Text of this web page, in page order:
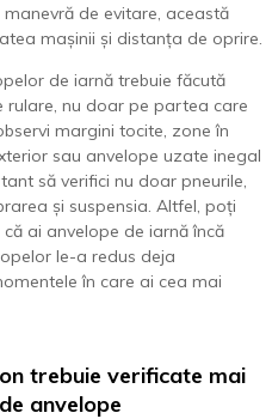
de evitare, această
mașinii și distanța de oprire.
de iarnă trebuie făcută
nu doar pe partea care
margini tocite, zone în
sau anvelope uzate inegal
să verifici nu doar pneurile,
și suspensia. Altfel, poți
ai anvelope de iarnă încă
le-a redus deja
în care ai cea mai
trebuie verificate mai
anvelope